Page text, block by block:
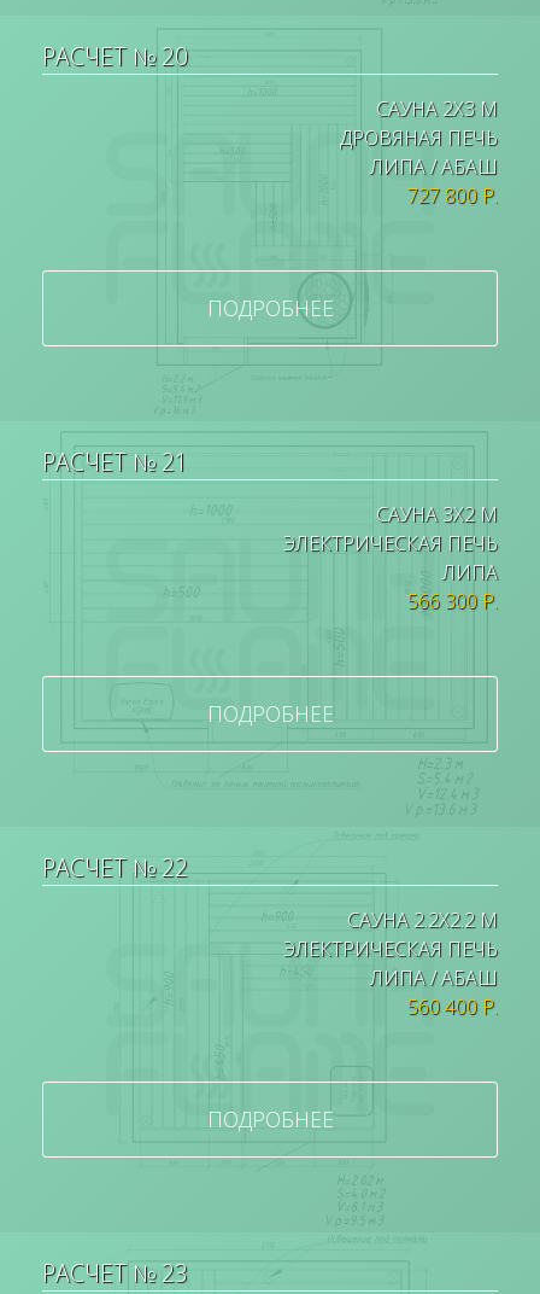
РАСЧЕТ № 20
САУНА 2Х3 М
ДРОВЯНАЯ ПЕЧЬ
ЛИПА / АБАШ
727 800 Р.
ПОДРОБНЕЕ
РАСЧЕТ № 21
САУНА 3Х2 М
ЭЛЕКТРИЧЕСКАЯ ПЕЧЬ
ЛИПА
566 300 Р.
ПОДРОБНЕЕ
РАСЧЕТ № 22
САУНА 2.2Х2.2 М
ЭЛЕКТРИЧЕСКАЯ ПЕЧЬ
ЛИПА / АБАШ
560 400 Р.
ПОДРОБНЕЕ
РАСЧЕТ № 23